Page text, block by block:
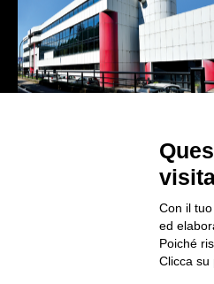
Con il
ed
Poiché
Clicca su